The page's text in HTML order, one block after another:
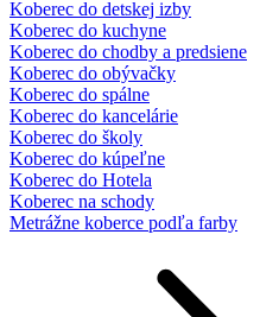
Koberec do detskej izby
Koberec do kuchyne
Koberec do chodby a predsiene
Koberec do obývačky
Koberec do spálne
Koberec do kancelárie
Koberec do školy
Koberec do kúpeľne
Koberec do Hotela
Koberec na schody
Metrážne koberce podľa farby